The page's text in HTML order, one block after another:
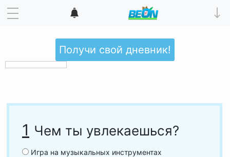
Получи свой дневник!
1 Чем ты увлекаешься?
Игра на музыкальных инструментах